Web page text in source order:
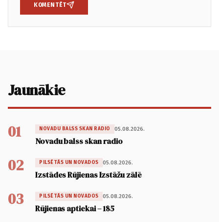
KOMENTĒT
Jaunākie
01 NOVADU BALSS SKAN RADIO 05.08.2026.
Novadu balss skan radio
02 PILSĒTĀS UN NOVADOS 05.08.2026.
Izstādes Rūjienas Izstāžu zālē
03 PILSĒTĀS UN NOVADOS 05.08.2026.
Rūjienas aptiekai – 185